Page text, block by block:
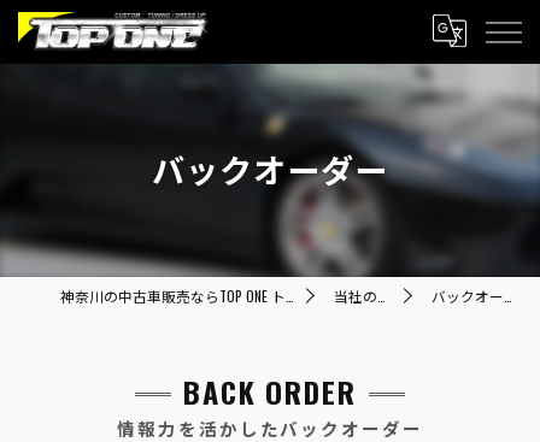
バックオーダー
当社の特徴 バックオーダー
情報力を活かしたバックオーダー
BACK ORDER